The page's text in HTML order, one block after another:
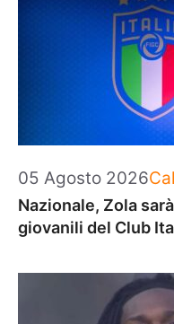
05 Agosto 2026
Nazionale, Zola
giovanili del Club